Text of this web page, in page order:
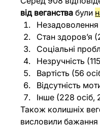
від веганства були
Стан здоров’я
Соціальні
Незручність
Вартість (56
Відсутність
Інше (228 осіб,
Також колишніх
висловили бажання